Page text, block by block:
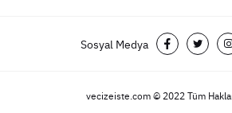
Sosyal Medya
vecizeiste.com © 2022 Tüm